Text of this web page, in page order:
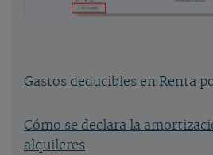
Gastos deducibles en Renta
Cómo se declara la
alquileres.